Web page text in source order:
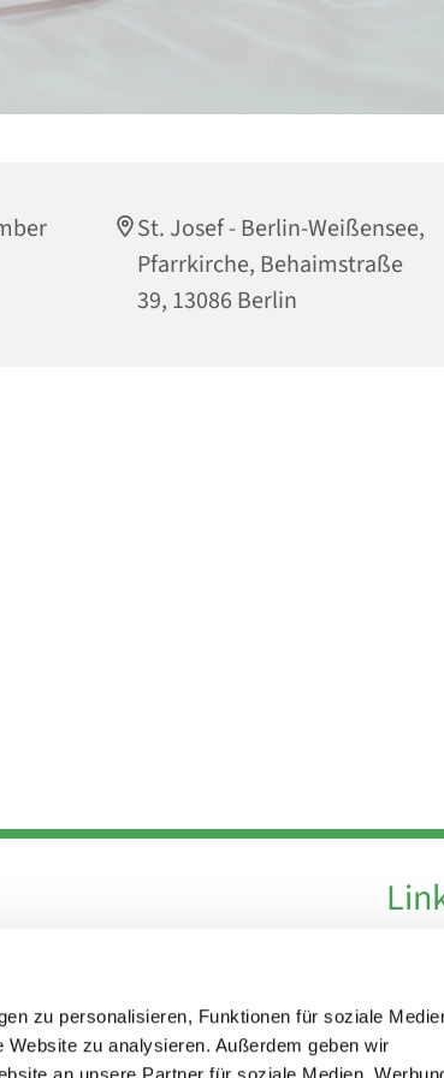
zu personalisieren, Funktionen für soziale
zu analysieren. Außerdem geben wir
St. Josef - Berlin-Weißensee,
Pfarrkirche, Behaimstraße
39, 13086 Berlin
18
von-avila-berlin.de